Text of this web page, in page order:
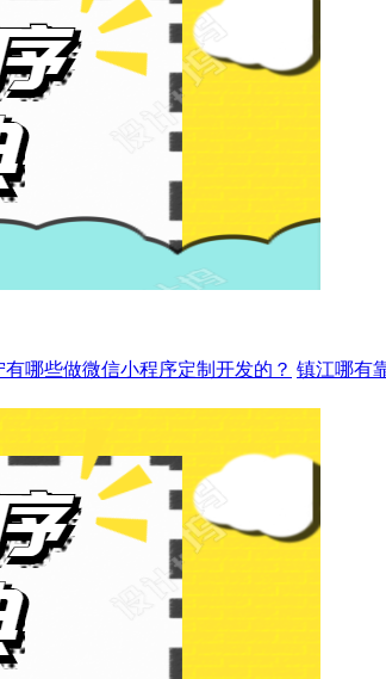
有哪些做微信小程序定制开发的？ 镇江哪有